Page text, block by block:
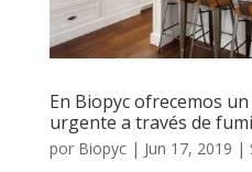
En Biopyc ofrecemos
urgente a través de
por Biopyc| Jun 17, 2019 |